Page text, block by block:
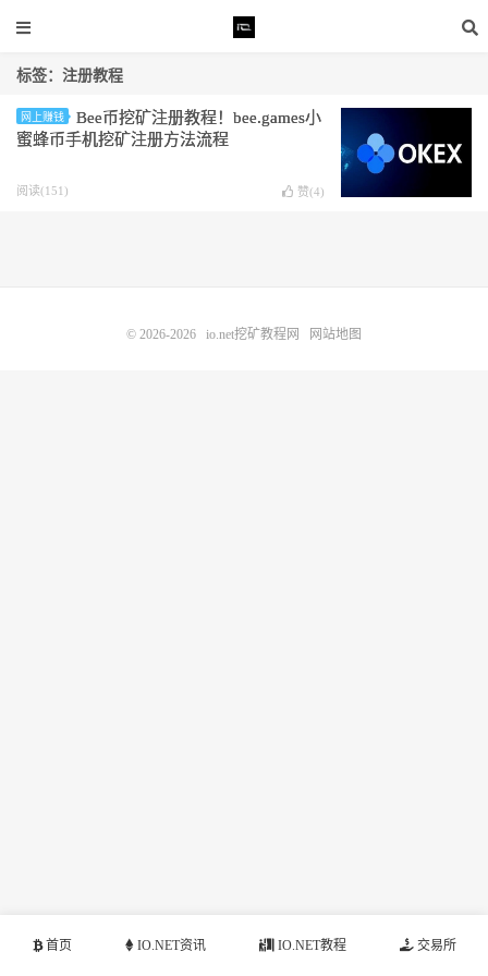
标签：注册教程
网上赚钱
Bee币挖矿注册教程！bee.games小
蜜蜂币手机挖矿注册方法流程
阅读(151) 赞(4)
首页 IO.NET资讯 IO.NET教程 交易所
© 2026-2026 io.net挖矿教程网 网站地图